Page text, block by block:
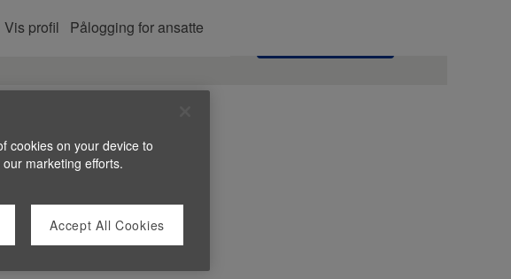
Vis profil Pålogging for ansatte
cookies on your device to
marketing efforts.
Accept All Cookies